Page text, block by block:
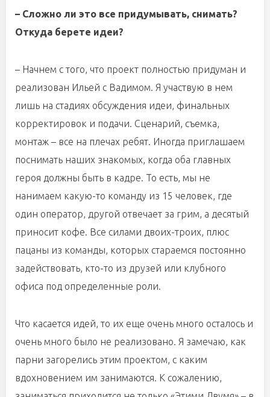
– Сложно ли это все придумывать, снимать?
Откуда берете идеи?
– Начнем с того, что проект полностью придуман и
реализован Ильей с Вадимом. Я участвую в нем
лишь на стадиях обсуждения идеи, финальных
корректировок и подачи. Сценарий, съемка,
монтаж – все на плечах ребят. Иногда приглашаем
поснимать наших знакомых, когда оба главных
героя должны быть в кадре. То есть, мы не
нанимаем какую-то команду из 15 человек, где
один оператор, другой отвечает за грим, а десятый
приносит кофе. Все силами двоих-троих, плюс
пацаны из команды, которых стараемся постоянно
задействовать, кто-то из друзей или клубного
офиса под определенные роли.
Что касается идей, то их еще очень много осталось и
очень много было не реализовано. Я замечаю, как
парни загорелись этим проектом, с каким
вдохновением им занимаются. К сожалению,